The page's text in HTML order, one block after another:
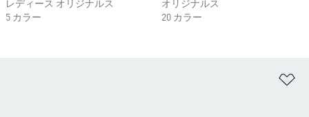
レディース オリジナルス
5 カラー
オリジナルス
20 カラー